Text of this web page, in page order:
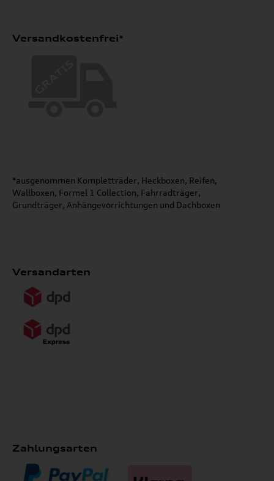
Versandkostenfrei*
*ausgenommen Kompletträder, Heckboxen, Reifen,
Wallboxen, Formel 1 Collection, Fahrradträger,
Grundträger, Anhängevorrichtungen und Dachboxen
Versandarten
Zahlungsarten